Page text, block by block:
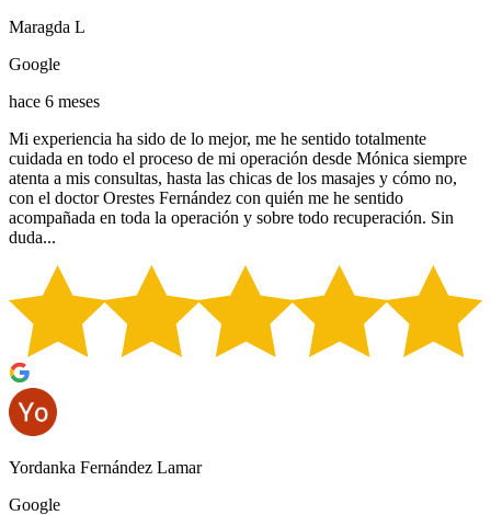
Maragda L
Google
hace 6 meses
Mi experiencia ha sido de lo mejor, me he sentido totalmente
cuidada en todo el proceso de mi operación desde Mónica siempre
atenta a mis consultas, hasta las chicas de los masajes y cómo no,
con el doctor Orestes Fernández con quién me he sentido
acompañada en toda la operación y sobre todo recuperación. Sin
duda...
Yordanka Fernández Lamar
Google